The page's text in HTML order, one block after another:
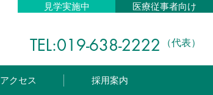
見学実施中 医療従事者向け
（代表）
TEL:019-638-2222
アクセス 採用案内